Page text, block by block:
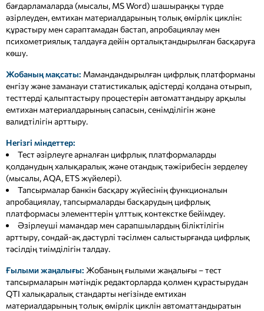
бағдарламаларда (мысалы, MS Word) шашыраңқы түрде
әзірлеуден, емтихан материалдарының толық өмірлік циклін:
құрастыру мен сараптамадан бастап, апробациялау мен
психометриялық талдауға дейін орталықтандырылған басқаруға
көшу.
Жобаның мақсаты: Мамандандырылған цифрлық платформаны
енгізу және заманауи статистикалық әдістерді қолдана отырып,
тесттерді қалыптастыру процестерін автоматтандыру арқылы
емтихан материалдарының сапасын, сенімділігін және
валидтілігін арттыру.
Негізгі міндеттер:
Тест әзірлеуге арналған цифрлық платформаларды
қолданудың халықаралық және отандық тәжірибесін зерделеу
(мысалы, AQA, ETS жүйелері).
Тапсырмалар банкін басқару жүйесінің функционалын
апробациялау, тапсырмаларды басқарудың цифрлық
платформасы элементтерін ұлттық контекстке бейімдеу.
Әзірлеуші мамандар мен сарапшылардың біліктілігін
арттыру, сондай-ақ дәстүрлі тәсілмен салыстырғанда цифрлық
тәсілдің тиімділігін талдау.
Ғылыми жаңалығы: Жобаның ғылыми жаңалығы – тест
тапсырмаларын мәтіндік редакторларда қолмен құрастырудан
QTI халықаралық стандарты негізінде емтихан
материалдарының толық өмірлік циклін автоматтандыратын